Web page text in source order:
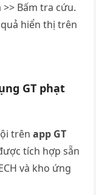
Bấm tra cứu.
hiển thị trên
GT phạt
trênapp GT
tích hợp sẵn
và kho ứng